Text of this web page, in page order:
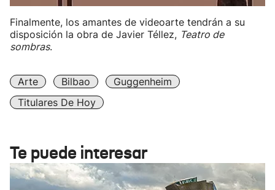
Finalmente, los amantes de videoarte tendrán a su
disposición la obra de Javier Téllez, Teatro de
sombras.
Arte Bilbao
Guggenheim
Titulares De Hoy
Te puede interesar